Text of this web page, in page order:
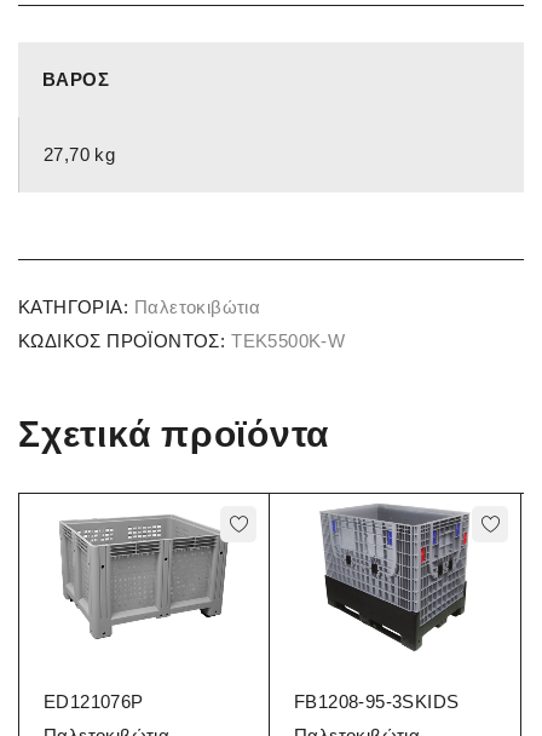
ΒΆΡΟΣ
27,70 kg
ΚΑΤΗΓΟΡΊΑ: Παλετοκιβώτια
ΚΩΔΙΚΌΣ ΠΡΟΪΌΝΤΟΣ: TEK5500K-W
Σχετικά προϊόντα
ED121076P
FB1208-95-3SKIDS